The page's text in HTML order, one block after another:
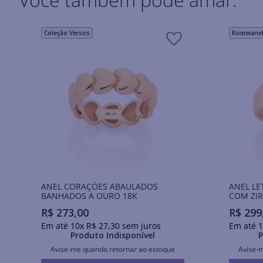
Coleção Versos
ANEL CORAÇÕES ABAULADOS
BANHADOS A OURO 18K
R$ 273,00
Em até 10x R$ 27,30sem juros
Produto Indisponível
Avise-me quando retornar ao estoque
ANEL
COM
R$ 299
Em até
Avise-